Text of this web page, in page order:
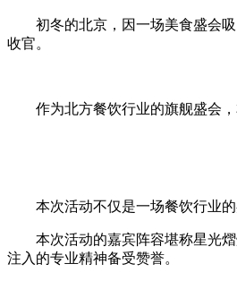
初冬的北京，因一场美食盛会
收官。
作为北方餐饮行业的旗舰盛会
本次活动不仅是一场餐饮行业
本次活动的嘉宾阵容堪称星光
注入的专业精神备受赞誉。